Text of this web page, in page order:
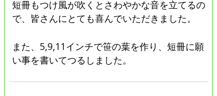
短冊もつけ風が吹くとさわやかな音を立てるの
で、皆さんにとても喜んでいただきました。
また、5,9,11インチで笹の葉を作り、短冊に願
い事を書いてつるしました。